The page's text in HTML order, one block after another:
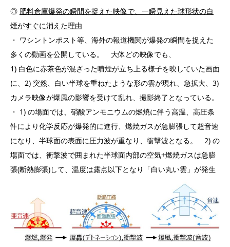
◎ 肥料倉庫爆発の瞬間を捉えた映像で、一瞬見えた球形状の白
煙がすぐに消えた理由
・ ワシントンポスト等、海外の報道機関が爆発の瞬間を捉えた
多くの動画を公開している。 大体どの映像でも、
1) 白色に赤茶色が混ざった噴煙が立ち上る様子を映していた画面
に、2) 突然、白い半球を重ねたような形の雲が現れ、急拡大、3)
カメラ映像が爆風の影響を受けて乱れ、撮影終了となっている。
・ 1) の場面では、硝酸アンモニウムの燃焼に伴う高温、高圧条
件により化学反応が爆発的に進行、燃焼ガスが急膨張して超音速
になり、半球面の表面に圧力波が重なり、衝撃波となる。 2) の
場面では、衝撃波で囲まれた半球面内部の空気+燃焼ガスは急膨
張(断熱膨張)して、温度は露点以下となり「白い丸い雲」が発生